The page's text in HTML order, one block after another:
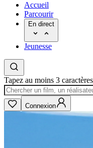
Accueil
Parcourir
En direct
Jeunesse
Tapez au moins 3
Connexion